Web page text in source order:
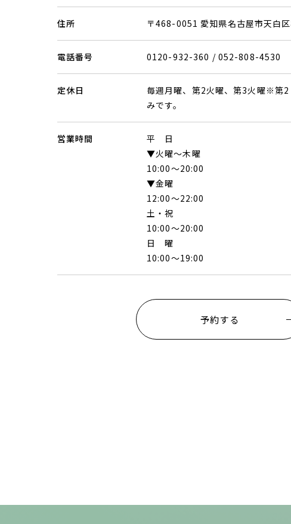
住所 〒468-0051 愛知県名古屋市天白
電話番号 0120-932-360 / 052-808-4530
定休日
毎週月曜、第2火曜、第3火曜※第
みです。
営業時間
平 日
▼火曜〜木曜
10:00〜20:00
▼金曜
12:00〜22:00
土・祝
10:00〜20:00
日 曜
10:00〜19:00
予約する